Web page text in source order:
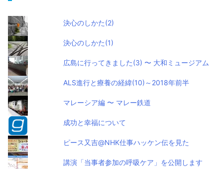
決心のしかた(2)
決心のしかた(1)
広島に行ってきました(3) 〜 大和ミュージアム
ALS進行と療養の経緯(10)～2018年前半
マレーシア編 〜 マレー鉄道
成功と幸福について
ピース又吉@NHK仕事ハッケン伝を見た
講演「当事者参加の呼吸ケア」を公開します